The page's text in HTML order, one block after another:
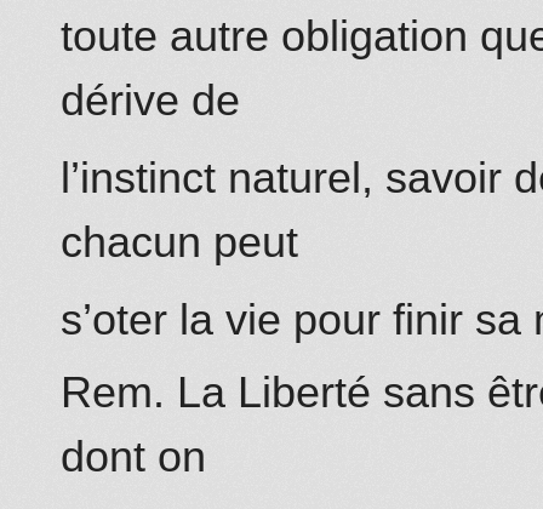
toute autre obligation
dérive de
l’instinct naturel, savoir
chacun peut
s’oter la vie pour finir sa
Rem. La Liberté sans
dont on